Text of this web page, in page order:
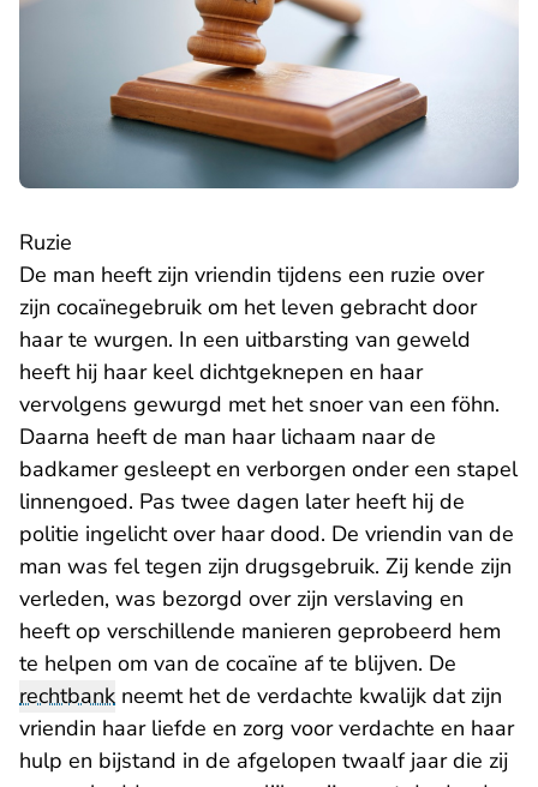
Ruzie
De man heeft zijn vriendin tijdens een ruzie over
zijn cocaïnegebruik om het leven gebracht door
haar te wurgen. In een uitbarsting van geweld
heeft hij haar keel dichtgeknepen en haar
vervolgens gewurgd met het snoer van een föhn.
Daarna heeft de man haar lichaam naar de
badkamer gesleept en verborgen onder een stapel
linnengoed. Pas twee dagen later heeft hij de
politie ingelicht over haar dood. De vriendin van de
man was fel tegen zijn drugsgebruik. Zij kende zijn
verleden, was bezorgd over zijn verslaving en
heeft op verschillende manieren geprobeerd hem
te helpen om van de cocaïne af te blijven. De
rechtbank neemt het de verdachte kwalijk dat zijn
vriendin haar liefde en zorg voor verdachte en haar
hulp en bijstand in de afgelopen twaalf jaar die zij